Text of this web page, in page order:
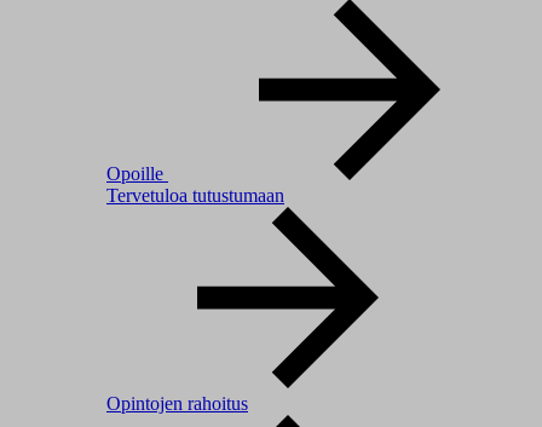
Opoille
Tervetuloa tutustumaan
Opintojen rahoitus